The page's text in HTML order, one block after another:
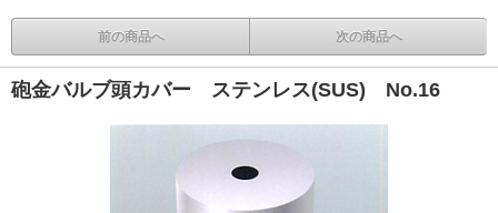
前の商品へ 次の商品へ
砲金バルブ頭カバー ステンレス(SUS) No.16